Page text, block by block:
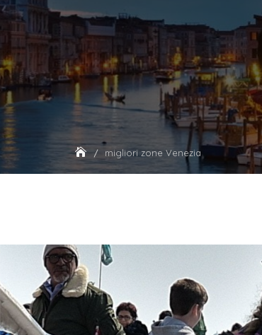
migliori zone Venezia